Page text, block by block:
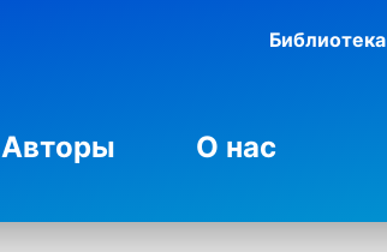
Библиотека
Авторы О нас